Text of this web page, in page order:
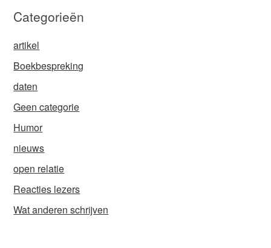
Categorieën
artikel
Boekbespreking
daten
Geen categorie
Humor
nieuws
open relatie
Reacties lezers
Wat anderen schrijven